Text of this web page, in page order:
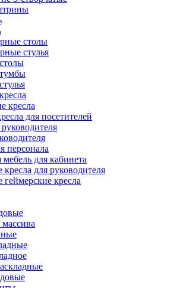
столы
стулья
кресла
для посетителей
персонала
мебель для кабинета
кресла для руководителя
геймерские кресла